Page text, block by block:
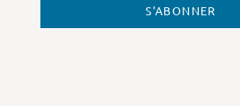
S'ABONNER